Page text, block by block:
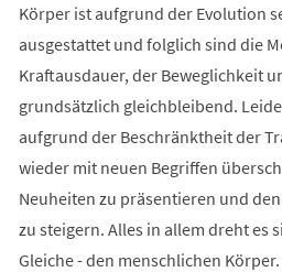
Körper ist aufgrund der Evolution
ausgestattet und folglich sind die
Kraftausdauer, der Beweglichkeit
grundsätzlich gleichbleibend.
aufgrund der Beschränktheit der
wieder mit neuen Begriffen
Neuheiten zu präsentieren und
zu steigern. Alles in allem dreht es
Gleiche - den menschlichen